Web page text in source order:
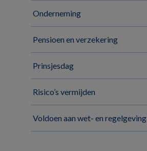
Onderneming
Pensioen en verzekering
Prinsjesdag
Risico’s vermijden
Voldoen aan wet- en regelgeving